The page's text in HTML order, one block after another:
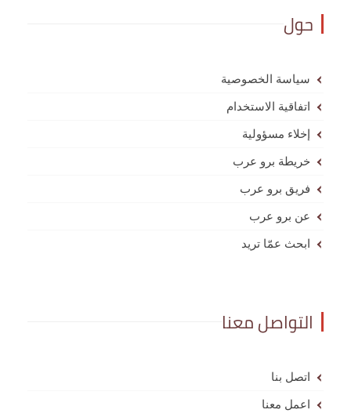
حول
سياسة الخصوصية
اتفاقية الاستخدام
إخلاء مسؤولية
خريطة برو عرب
فريق برو عرب
عن برو عرب
ابحث عمّا تريد
التواصل معنا
اتصل بنا
اعمل معنا